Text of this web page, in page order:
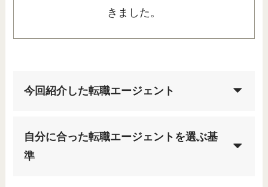
きました。
今回紹介した転職エージェント
自分に合った転職エージェントを選ぶ基
準